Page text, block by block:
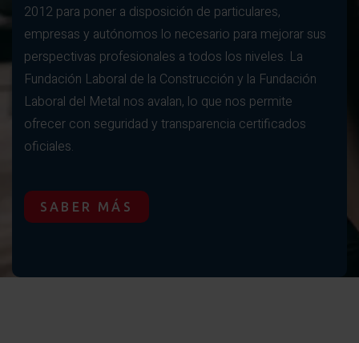
2012 para poner a disposición de particulares,
empresas y autónomos lo necesario para mejorar sus
perspectivas profesionales a todos los niveles. La
Fundación Laboral de la Construcción y la Fundación
Laboral del Metal nos avalan, lo que nos permite
ofrecer con seguridad y transparencia certificados
oficiales.
SABER MÁS